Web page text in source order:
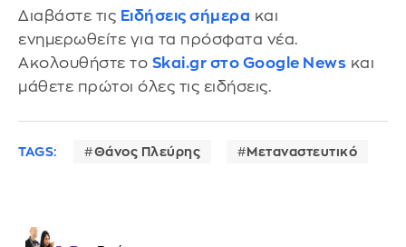
Διαβάστε τις Ειδήσεις σήμερα και
ενημερωθείτε για τα πρόσφατα νέα.
Ακολουθήστε το Skai.gr στο Google News και
μάθετε πρώτοι όλες τις ειδήσεις.
TAGS: Θάνος Πλεύρης Μεταναστευτικό